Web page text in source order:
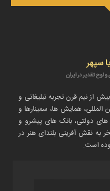
از نیم قرن تجربه تبلیغاتی و
المللی، همایش ها، سمینارها و
های دولتی، بانک های پیشرو و
به نقش آفرینی بلندای هنر در
است.